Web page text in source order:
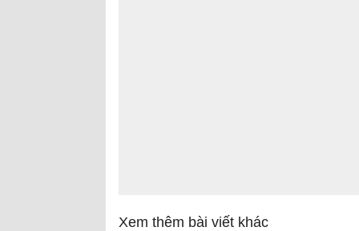
Xem thêm bài viết khác